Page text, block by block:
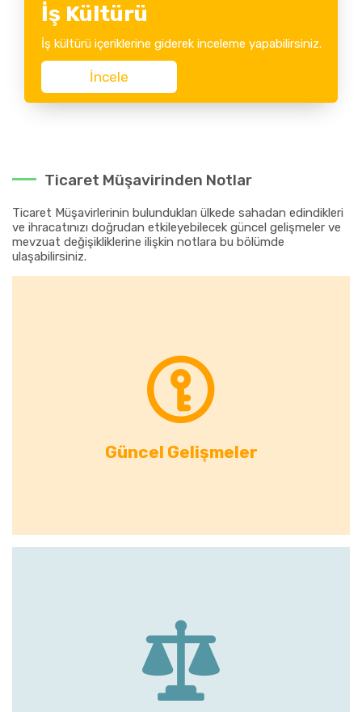
İş Kültürü
İş kültürü içeriklerine giderek inceleme yapabilirsiniz.
İncele
Ticaret Müşavirinden Notlar
Ticaret Müşavirlerinin bulundukları ülkede sahadan edindikleri
ve ihracatınızı doğrudan etkileyebilecek güncel gelişmeler ve
mevzuat değişikliklerine ilişkin notlara bu bölümde
ulaşabilirsiniz.
Güncel Gelişmeler